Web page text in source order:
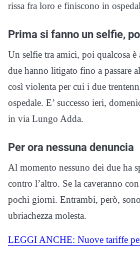
rissa fra loro e finiscono in
Prima si fanno un selfie,
Un selfie tra amici, poi qualcosa è
due hanno litigato fino a passare
così violenta per cui i due
ospedale. E’ successo ieri,
in via Lungo Adda.
Per ora nessuna denuncia
Al momento nessuno dei due ha
contro l’altro. Se la caveranno
pochi giorni. Entrambi, però,
ubriachezza molesta.
LEGGI ANCHE: Nuove tariffe